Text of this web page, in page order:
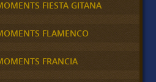
FIESTA GITANA
FLAMENCO
FRANCIA